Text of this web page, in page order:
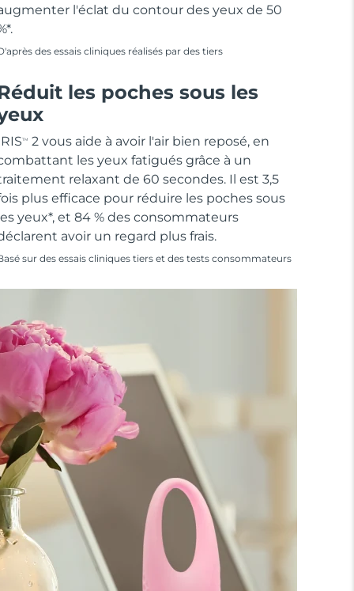
l'éclat du contour des yeux de 50
des essais cliniques réalisés par des tiers
les poches sous les
TM
2 vous aide à avoir l'air bien reposé, en
les yeux fatigués grâce à un
relaxant de 60 secondes. Il est 3,5
plus efficace pour réduire les poches sous
yeux*, et 84 % des consommateurs
avoir un regard plus frais.
sur des essais cliniques tiers et des tests consommateurs